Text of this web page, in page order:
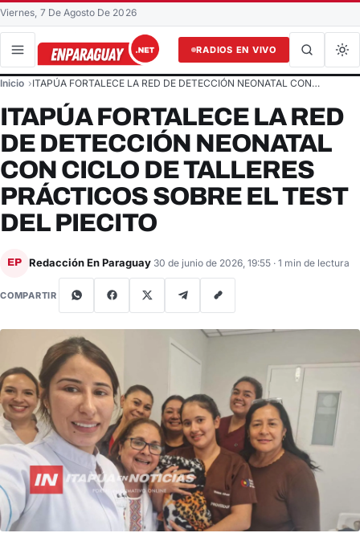
Viernes, 7 De Agosto De 2026
RADIOS EN VIVO
Buscar en el sitio
Inicio ITAPÚA FORTALECE LA RED DE DETECCIÓN NEONATAL CON…
ITAPÚA FORTALECE LA RED
DE DETECCIÓN NEONATAL
CON CICLO DE TALLERES
PRÁCTICOS SOBRE EL TEST
DEL PIECITO
EP Redacción En Paraguay 30 de junio de 2026, 19:55 · 1 min de lectura
COMPARTIR